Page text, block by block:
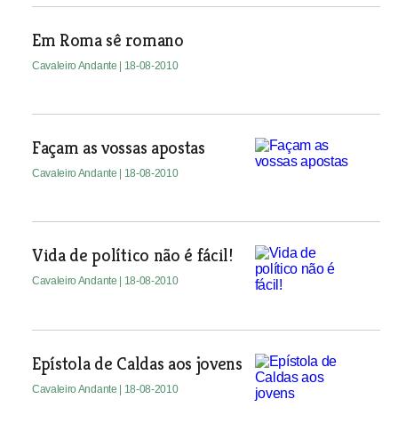
Em Roma sê romano
Cavaleiro Andante | 18-08-2010
Façam as vossas apostas
Cavaleiro Andante | 18-08-2010
Vida de político não é fácil!
Cavaleiro Andante | 18-08-2010
Epístola de Caldas aos jovens
Cavaleiro Andante | 18-08-2010